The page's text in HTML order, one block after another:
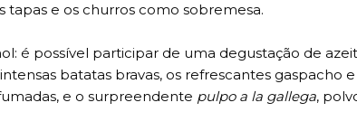
tapas e os churros como sobremesa.
é possível participar de uma degustação de
batatas bravas, os refrescantes gaspacho e
e o surpreendente pulpo a la gallega,